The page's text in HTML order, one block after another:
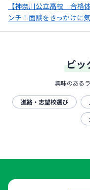
【神奈川公立高校 合格
ンチ！面談をきっかけに
ピッ
興味のある
進路・志望校選び